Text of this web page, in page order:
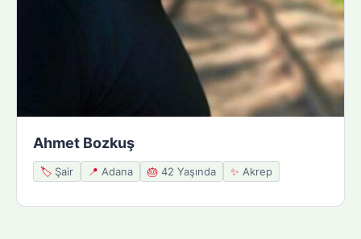
Ahmet Bozkuş
🏷️ Şair 📍 Adana 🎂 42 Yaşında ✨ Akrep